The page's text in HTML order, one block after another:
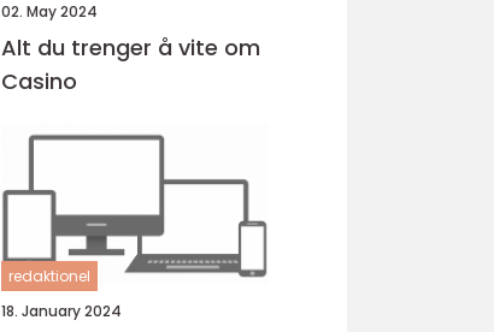
02. May 2024
Alt du trenger å vite om
Casino
redaktionel
18. January 2024